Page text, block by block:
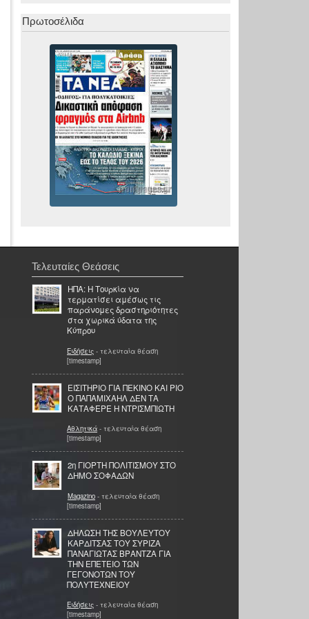
Πρωτοσέλιδα
Τελευταίες Θεάσεις
ΗΠΑ: Η Τουρκία να
τερματίσει αμέσως τις
παράνομες δραστηριότητες
στα χωρικά ύδατα της
Κύπρου
Ειδήσεις - τελευταία θέαση
[timestamp]
ΕΙΣΙΤΗΡΙΟ ΓΙΑ ΠΕΚΙΝΟ ΚΑΙ ΡΙΟ
Ο ΠΑΠΑΜΙΧΑΗΛ ΔΕΝ ΤΑ
ΚΑΤΑΦΕΡΕ Η ΝΤΡΙΣΜΠΙΩΤΗ
Αθλητικά - τελευταία θέαση
[timestamp]
2η ΓΙΟΡΤΗ ΠΟΛΙΤΙΣΜΟΥ ΣΤΟ
ΔΗΜΟ ΣΟΦΑΔΩΝ
Magazino - τελευταία θέαση
[timestamp]
ΔΗΛΩΣΗ ΤΗΣ ΒΟΥΛΕΥΤΟΥ
ΚΑΡΔΙΤΣΑΣ ΤΟΥ ΣΥΡΙΖΑ
ΠΑΝΑΓΙΩΤΑΣ ΒΡΑΝΤΖΑ ΓΙΑ
ΤΗΝ ΕΠΕΤΕΙΟ ΤΩΝ
ΓΕΓΟΝΟΤΩΝ ΤΟΥ
ΠΟΛΥΤΕΧΝΕΙΟΥ
Ειδήσεις - τελευταία θέαση
[timestamp]